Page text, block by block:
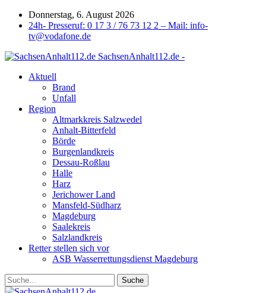
Donnerstag, 6. August 2026
24h- Presseruf: 0 17 3 / 76 73 12 2 – Mail: info-
tv@vodafone.de
SachsenAnhalt112.de -
Aktuell
Brand
Unfall
Region
Altmarkkreis Salzwedel
Anhalt-Bitterfeld
Börde
Burgenlandkreis
Dessau-Roßlau
Halle
Harz
Jerichower Land
Mansfeld-Südharz
Magdeburg
Saalekreis
Salzlandkreis
Retter stellen sich vor
ASB Wasserrettungsdienst Magdeburg